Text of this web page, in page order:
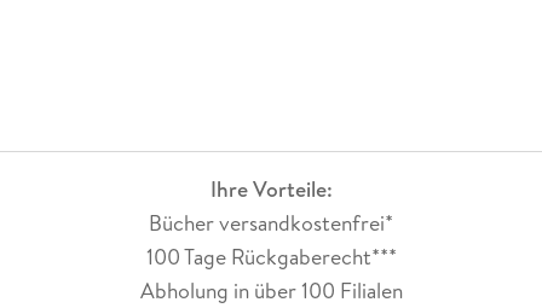
Ihre Vorteile:
Bücher versandkostenfrei*
100 Tage Rückgaberecht***
Abholung in über 100 Filialen